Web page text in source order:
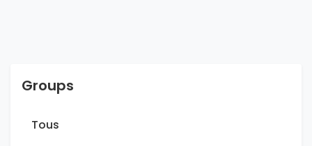
Groups
Tous